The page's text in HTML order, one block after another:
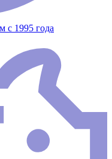
с 1995 года